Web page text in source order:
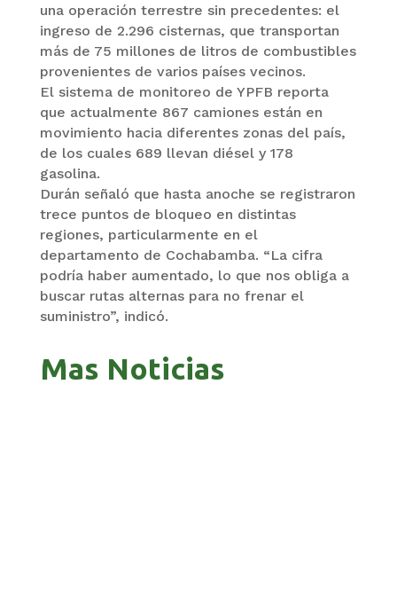
una operación terrestre sin precedentes: el
ingreso de 2.296 cisternas, que transportan
más de 75 millones de litros de combustibles
provenientes de varios países vecinos.
El sistema de monitoreo de YPFB reporta
que actualmente 867 camiones están en
movimiento hacia diferentes zonas del país,
de los cuales 689 llevan diésel y 178
gasolina.
Durán señaló que hasta anoche se registraron
trece puntos de bloqueo en distintas
regiones, particularmente en el
departamento de Cochabamba. “La cifra
podría haber aumentado, lo que nos obliga a
buscar rutas alternas para no frenar el
suministro”, indicó.
Mas Noticias